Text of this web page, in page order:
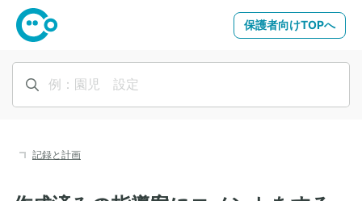
保護者向けTOPへ
記録と計画